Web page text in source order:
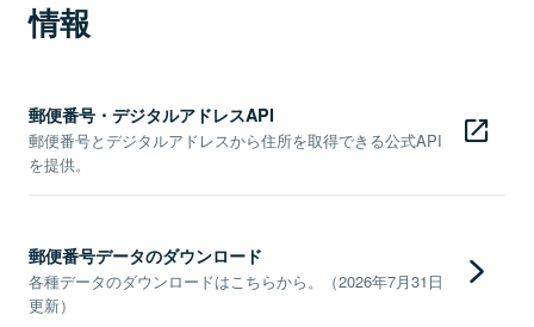
情報
郵便番号・デジタルアドレスAPI
郵便番号とデジタルアドレスから住所を取得できる公式API
を提供。
郵便番号データのダウンロード
各種データのダウンロードはこちらから。（2026年7月31日
更新）